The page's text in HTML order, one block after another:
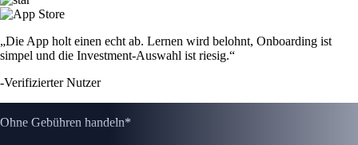
„Die App holt einen echt ab. Lernen wird belohnt, Onboarding ist
simpel und die Investment-Auswahl ist riesig.“
-Verifizierter Nutzer
Ohne Gebühren handeln*